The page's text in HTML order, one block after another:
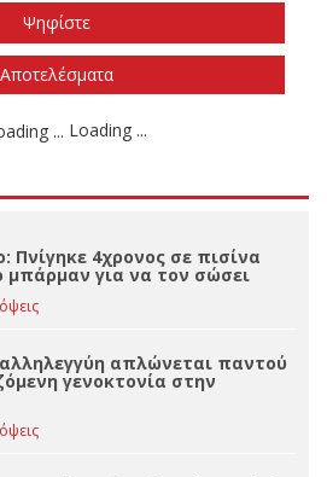
φθινόπωρο του 2026
Την άνοιξη του 2027
Δεν ξέρω/δεν απαντώ
Πνίγηκε 4χρονος σε πισίνα
για να τον σώσει